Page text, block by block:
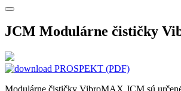
JCM Modulárne čističky
PROSPEKT (PDF)
Modulárne čističky VibroMAX JCM sú